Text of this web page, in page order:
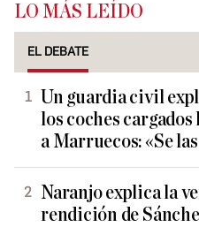
LO MÁS LEÍDO
EL DEBATE
Un guardia civil
los coches cargados
a Marruecos: «Se
Naranjo explica la
rendición de